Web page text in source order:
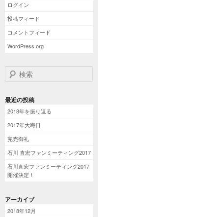
ログイン
投稿フィード
コメントフィード
WordPress.org
検索
最近の投稿
2018年を振り返る
2017年大晦日
完売御礼
石川 直宏ファンミーティング2017
石川直宏ファンミーティング2017
開催決定！
アーカイブ
2018年12月